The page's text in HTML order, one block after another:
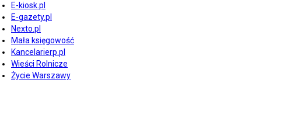
E-kiosk.pl
E-gazety.pl
Nexto.pl
Mała księgowość
Kancelarierp.pl
Wieści Rolnicze
Życie Warszawy